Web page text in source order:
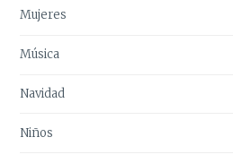
Mujeres
Música
Navidad
Niños